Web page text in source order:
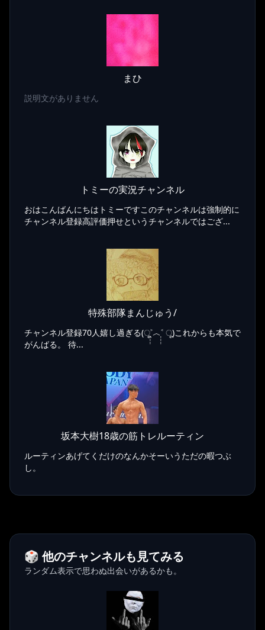
まひ
説明文がありません
トミーの実況チャンネル
おはこんばんにちはトミーですこのチャンネルは強制的に
チャンネル登録高評価押せというチャンネルではござ...
特殊部隊まんじゅう/
チャンネル登録70人嬉し過ぎる(ू˃̣̣̣̣̣̣︿˂̣̣̣̣̣̣ ू)これからも本気で
がんばる。 待...
坂本大樹18歳の筋トレルーティン
ルーティンあげてくだけのなんかそーいうただの暇つぶ
し。
🎲 他のチャンネルも見てみる
ランダム表示で思わぬ出会いがあるかも。